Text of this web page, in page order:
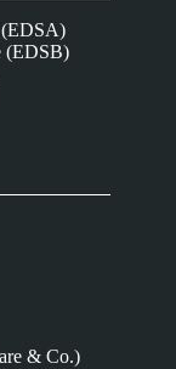
(EDSA)
(EDSB)
& Co.)